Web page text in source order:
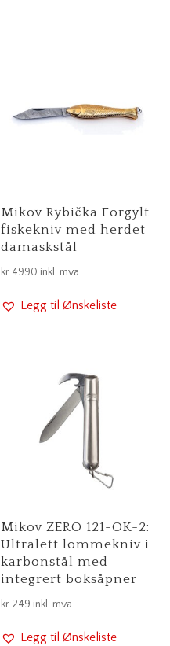
Mikov Rybička Forgylt
fiskekniv med herdet
damaskstål
kr 4990 inkl. mva
Legg til Ønskeliste
Mikov ZERO 121-OK-2:
Ultralett lommekniv i
karbonstål med
integrert boksåpner
kr 249 inkl. mva
Legg til Ønskeliste